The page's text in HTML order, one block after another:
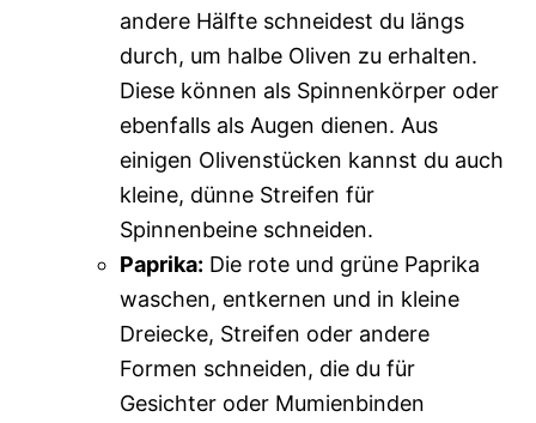
andere Hälfte schneidest du längs
durch, um halbe Oliven zu erhalten.
Diese können als Spinnenkörper oder
ebenfalls als Augen dienen. Aus
einigen Olivenstücken kannst du auch
kleine, dünne Streifen für
Spinnenbeine schneiden.
Paprika: Die rote und grüne Paprika
waschen, entkernen und in kleine
Dreiecke, Streifen oder andere
Formen schneiden, die du für
Gesichter oder Mumienbinden